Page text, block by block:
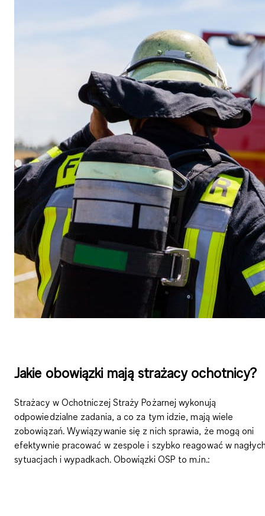
Jakie obowiązki mają strażacy ochotnicy?
Strażacy w Ochotniczej Straży Pożarnej wykonują
odpowiedzialne zadania, a co za tym idzie, mają wiele
zobowiązań. Wywiązywanie się z nich sprawia, że mogą oni
efektywnie pracować w zespole i szybko reagować w
sytuacjach i wypadkach. Obowiązki OSP to m.in.: